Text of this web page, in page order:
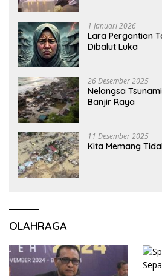
1 Januari 2026
Lara Pergantian
Dibalut Luka
26 Desember 2025
Nelangsa
Banjir Raya
11 Desember 2025
Kita Memang
OLAHRAGA